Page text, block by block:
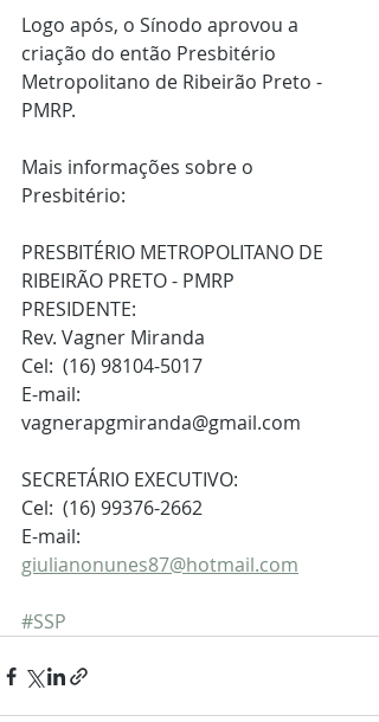
Logo após, o Sínodo aprovou a
criação do então Presbitério
Metropolitano de Ribeirão Preto -
PMRP.
Mais informações sobre o
Presbitério:
PRESBITÉRIO METROPOLITANO DE
RIBEIRÃO PRETO - PMRP
PRESIDENTE:
Rev. Vagner Miranda
Cel:  (16) 98104-5017
E-mail:
vagnerapgmiranda@gmail.com
SECRETÁRIO EXECUTIVO:
Cel:  (16) 99376-2662
E-mail:
giulianonunes87@hotmail.com
#SSP